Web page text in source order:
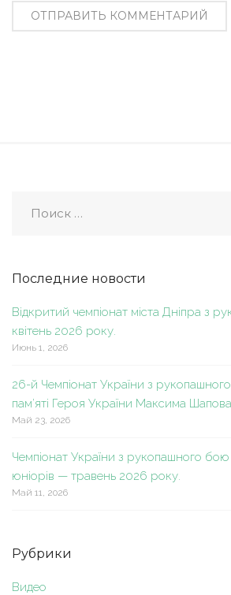
Последние новости
Відкритий чемпіонат міста Дніпра з
квітень 2026 року.
Июнь 1, 2026
26-й Чемпіонат України з
пам’яті Героя України Максима
Май 23, 2026
Чемпіонат України з рукопашного
юніорів — травень 2026 року.
Май 11, 2026
Рубрики
Видео